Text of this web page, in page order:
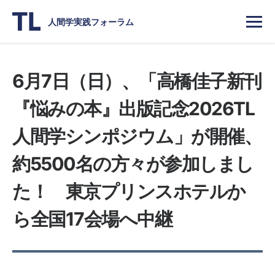
人間学実践フォーラム
6月7日（日）、「高橋佳子新刊
『悩みの本』出版記念2026TL
人間学シンポジウム」が開催、
約5500名の方々が参加しまし
た！ 東京プリンスホテルか
ら全国17会場へ中継